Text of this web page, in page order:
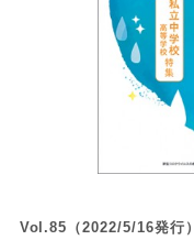
Vol.85（2022/5/16発行）